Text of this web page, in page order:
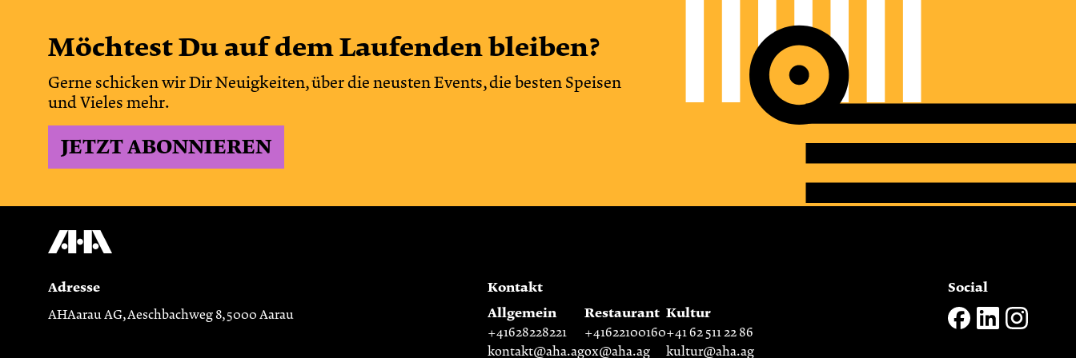
Möchtest Du auf dem Laufenden bleiben?
Gerne schicken wir Dir Neuigkeiten, über die neusten Events, die besten Speisen
und Vieles mehr.
JETZT ABONNIEREN
Adresse
AHAarau AG, Aeschbachweg 8, 5000 Aarau
Kontakt
Allgemein
+41628228221
kontakt@aha.ag
Restaurant
+41622100160
ox@aha.ag
Kultur
+41 62 511 22 86
kultur@aha.ag
Social